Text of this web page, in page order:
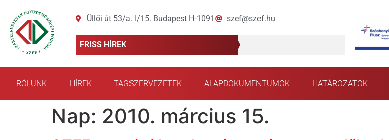
Üllői út 53/a. I/15. Budapest H-1091 szef@szef.hu
FRISS HÍREK
RÓLUNK HÍREK TAGSZERVEZETEK ALAPDOKUMENTUMOK HATÁROZATOK
Nap: 2010. március 15.